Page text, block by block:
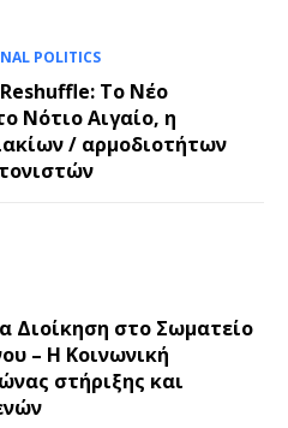
POLITICS
Το Νέο
Νότιο Αιγαίο, η
/ αρμοδιοτήτων
Διοίκηση στο Σωματείο
– Η Κοινωνική
στήριξης και